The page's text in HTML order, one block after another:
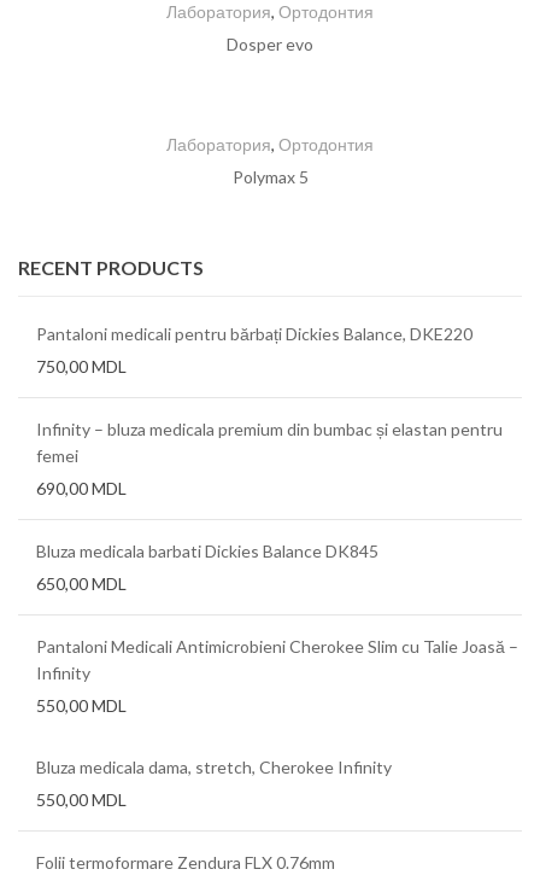
Лаборатория, Ортодонтия
Dosper evo
Лаборатория, Ортодонтия
Polymax 5
RECENT PRODUCTS
Pantaloni medicali pentru bărbați Dickies Balance, DKE220
750,00MDL
Infinity – bluza medicala premium din bumbac și elastan pentru
femei
690,00MDL
Bluza medicala barbati Dickies Balance DK845
650,00MDL
Pantaloni Medicali Antimicrobieni Cherokee Slim cu Talie Joasă –
Infinity
550,00MDL
Bluza medicala dama, stretch, Cherokee Infinity
550,00MDL
Folii termoformare Zendura FLX 0.76mm